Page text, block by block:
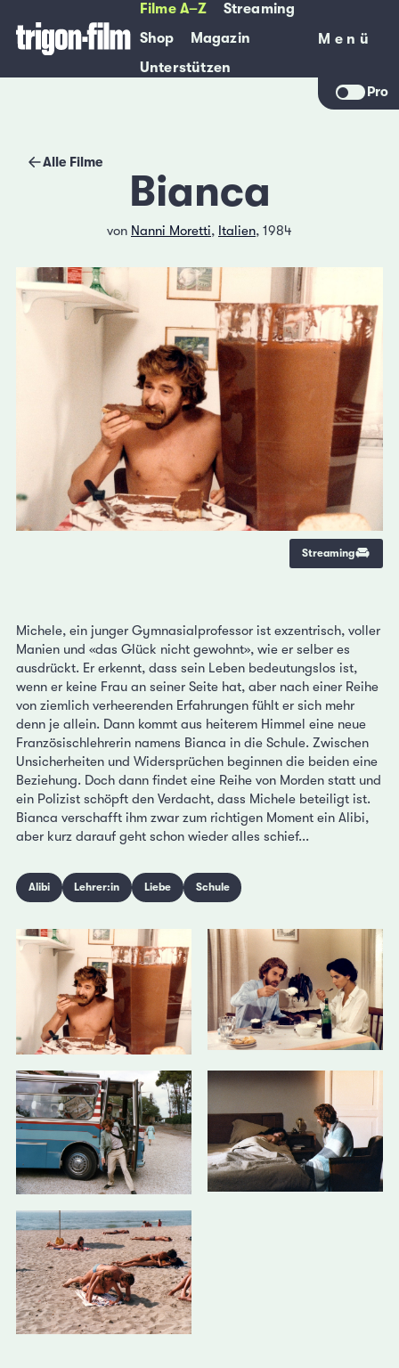
Filme A–Z
Streaming
Shop
Magazin
Unterstützen
Menü
Menü
Pro
Alle Filme
Bianca
von Nanni Moretti, Italien, 1984
Streaming
Michele, ein junger Gymnasialprofessor ist exzentrisch, voller
Manien und «das Glück nicht gewohnt», wie er selber es
ausdrückt. Er erkennt, dass sein Leben bedeutungslos ist,
wenn er keine Frau an seiner Seite hat, aber nach einer Reihe
von ziemlich verheerenden Erfahrungen fühlt er sich mehr
denn je allein. Dann kommt aus heiterem Himmel eine neue
Französischlehrerin namens Bianca in die Schule. Zwischen
Unsicherheiten und Widersprüchen beginnen die beiden eine
Beziehung. Doch dann findet eine Reihe von Morden statt und
ein Polizist schöpft den Verdacht, dass Michele beteiligt ist.
Bianca verschafft ihm zwar zum richtigen Moment ein Alibi,
aber kurz darauf geht schon wieder alles schief...
Alibi Lehrer:in Liebe Schule